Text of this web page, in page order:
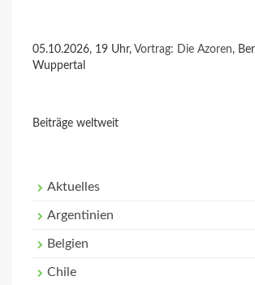
05.10.2026, 19 Uhr, Vortrag: Die Azoren,
Wuppertal
Beiträge weltweit
Aktuelles
Argentinien
Belgien
Chile